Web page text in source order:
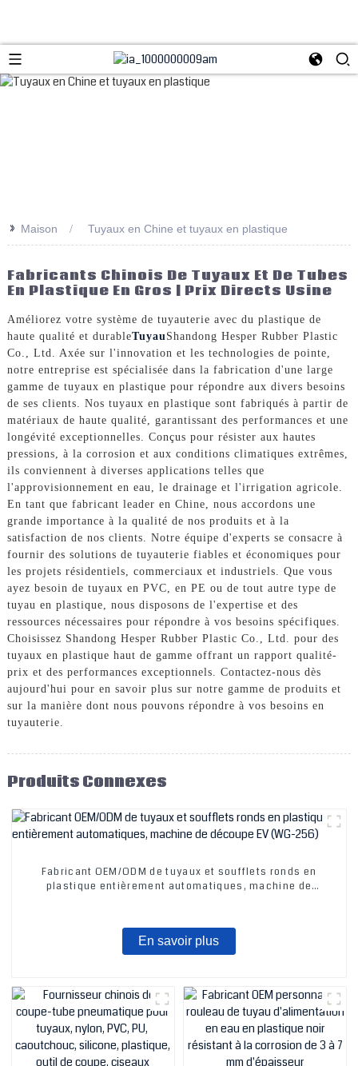
>> Maison Tuyaux en Chine et tuyaux en plastique
Fabricants Chinois De Tuyaux Et De Tubes
En Plastique En Gros | Prix Directs Usine
Améliorez votre système de tuyauterie avec du plastique de
haute qualité et durableTuyauShandong Hesper Rubber Plastic
Co., Ltd. Axée sur l'innovation et les technologies de pointe,
notre entreprise est spécialisée dans la fabrication d'une large
gamme de tuyaux en plastique pour répondre aux divers besoins
de ses clients. Nos tuyaux en plastique sont fabriqués à partir de
matériaux de haute qualité, garantissant des performances et une
longévité exceptionnelles. Conçus pour résister aux hautes
pressions, à la corrosion et aux conditions climatiques extrêmes,
ils conviennent à diverses applications telles que
l'approvisionnement en eau, le drainage et l'irrigation agricole.
En tant que fabricant leader en Chine, nous accordons une
grande importance à la qualité de nos produits et à la
satisfaction de nos clients. Notre équipe d'experts se consacre à
fournir des solutions de tuyauterie fiables et économiques pour
les projets résidentiels, commerciaux et industriels. Que vous
ayez besoin de tuyaux en PVC, en PE ou de tout autre type de
tuyau en plastique, nous disposons de l'expertise et des
ressources nécessaires pour répondre à vos besoins spécifiques.
Choisissez Shandong Hesper Rubber Plastic Co., Ltd. pour des
tuyaux en plastique haut de gamme offrant un rapport qualité-
prix et des performances exceptionnels. Contactez-nous dès
aujourd'hui pour en savoir plus sur notre gamme de produits et
sur la manière dont nous pouvons répondre à vos besoins en
tuyauterie.
Produits Connexes
Fabricant OEM/ODM de tuyaux et soufflets ronds en
plastique entièrement automatiques, machine de
En savoir plus